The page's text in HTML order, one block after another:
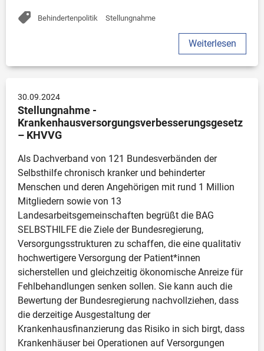
Behindertenpolitik Stellungnahme
Weiterlesen
30.09.2024
Stellungnahme -
Krankenhausversorgungsverbesserungsgesetz
– KHVVG
Als Dachverband von 121 Bundesverbänden der
Selbsthilfe chronisch kranker und behinderter
Menschen und deren Angehörigen mit rund 1 Million
Mitgliedern sowie von 13
Landesarbeitsgemeinschaften begrüßt die BAG
SELBSTHILFE die Ziele der Bundesregierung,
Versorgungsstrukturen zu schaffen, die eine qualitativ
hochwertigere Versorgung der Patient*innen
sicherstellen und gleichzeitig ökonomische Anreize für
Fehlbehandlungen senken sollen. Sie kann auch die
Bewertung der Bundesregierung nachvollziehen, dass
die derzeitige Ausgestaltung der
Krankenhausfinanzierung das Risiko in sich birgt, dass
Krankenhäuser bei Operationen auf Versorgungen